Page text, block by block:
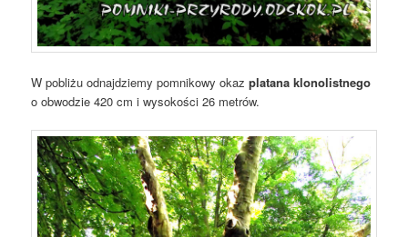
W pobliżu odnajdziemy pomnikowy okazplatana klonolistnego
o obwodzie 420 cm i wysokości 26 metrów.